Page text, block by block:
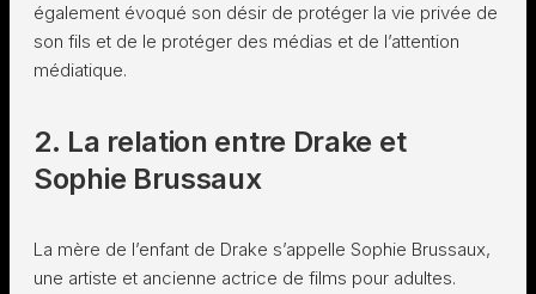
également évoqué son désir de protéger la vie privée de
son fils et de le protéger des médias et de l’attention
médiatique.
2. La relation entre Drake et
Sophie Brussaux
La mère de l’enfant de Drake s’appelle Sophie Brussaux,
une artiste et ancienne actrice de films pour adultes.